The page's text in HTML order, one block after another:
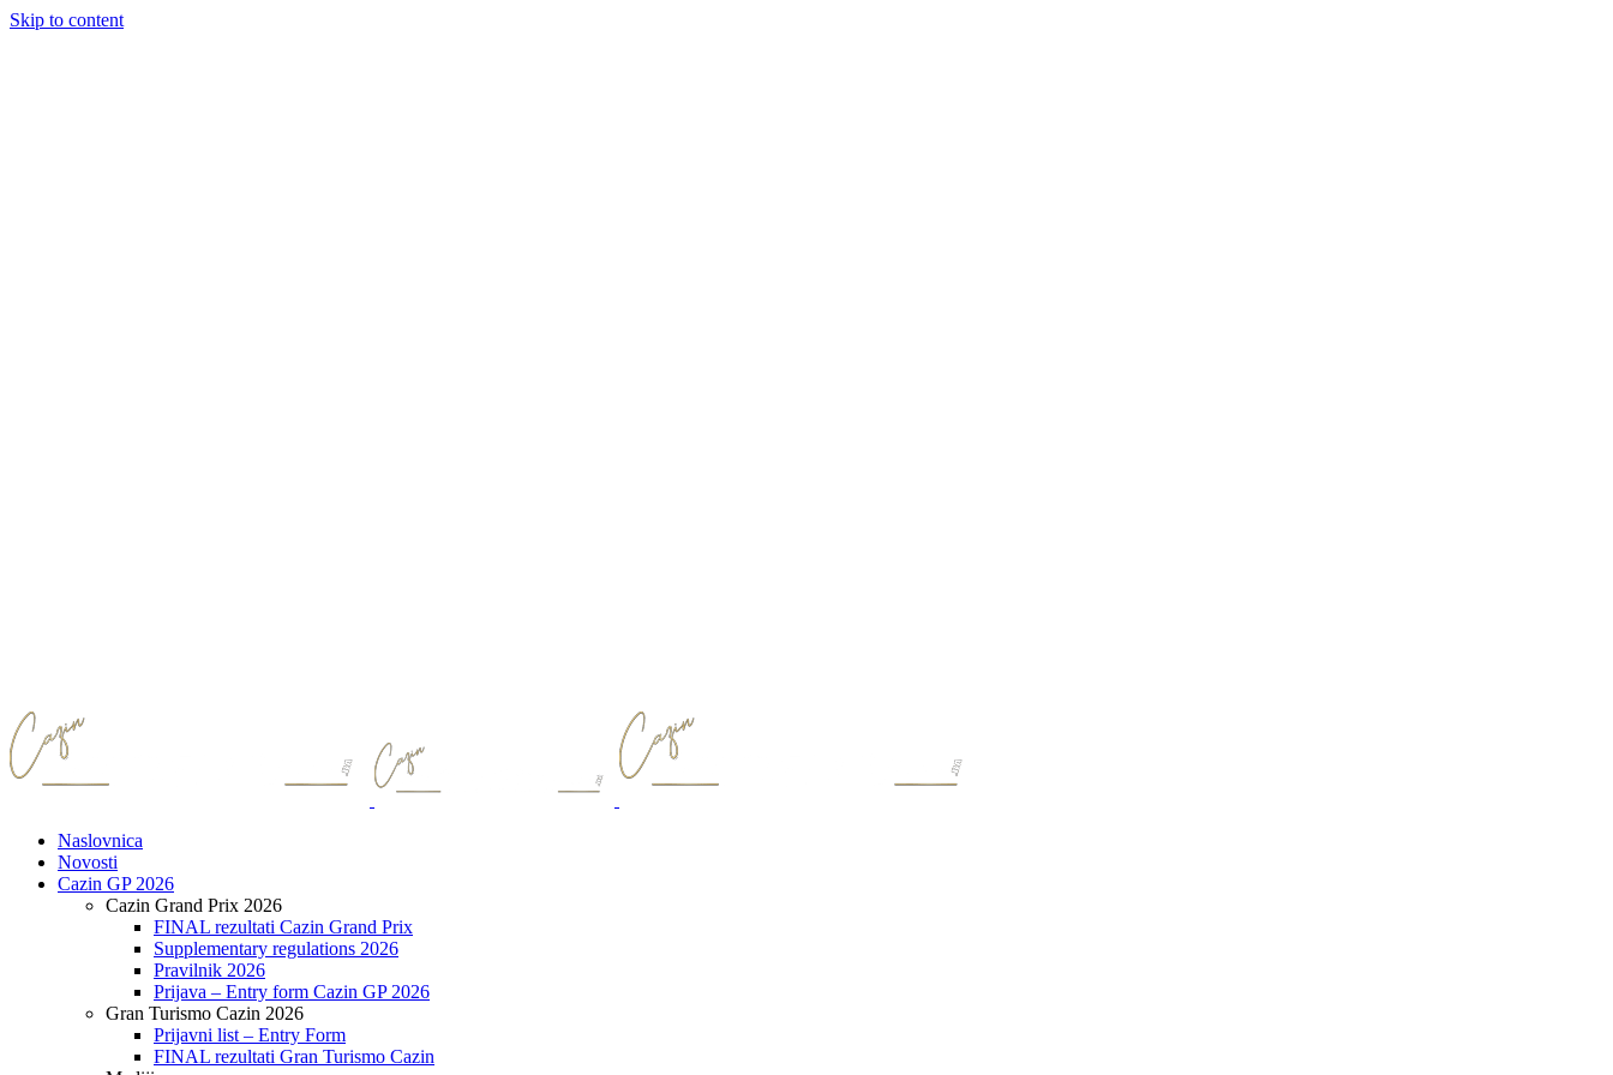
Skip to content
Naslovnica
Novosti
Cazin GP 2026
Cazin Grand Prix 2026
FINAL rezultati Cazin Grand Prix
Supplementary regulations 2026
Pravilnik 2026
Prijava – Entry form Cazin GP 2026
Gran Turismo Cazin 2026
Prijavni list – Entry Form
FINAL rezultati Gran Turismo Cazin